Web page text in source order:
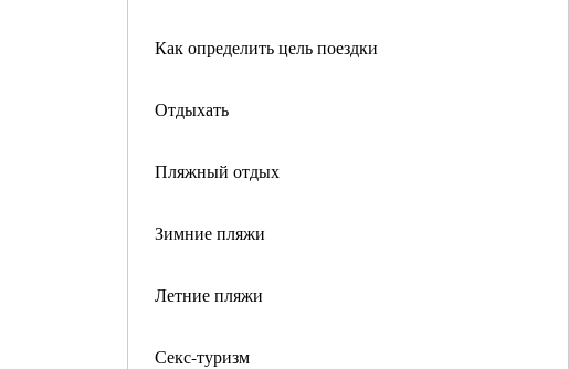
Как определить цель поездки
Отдыхать
Пляжный отдых
Зимние пляжи
Летние пляжи
Секс-туризм